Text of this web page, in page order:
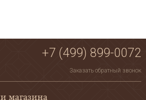
+7 (499) 899-0072
Заказать обратный звонок
магазина